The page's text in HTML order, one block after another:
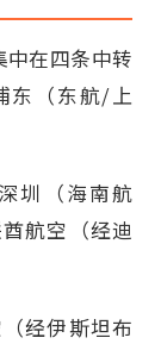
中在四条中转
东（东航/上
圳（海南航
航空（经迪
经伊斯坦布